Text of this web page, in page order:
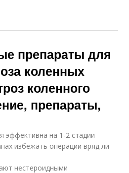
препараты для
коленных
коленного
препараты,
эффективна на 1-2 стадии
избежать операции вряд ли
нестероидными